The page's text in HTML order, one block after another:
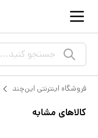
جستجو کنید...
فروشگاه اینترنتی این‌چند
کالاهای مشابه